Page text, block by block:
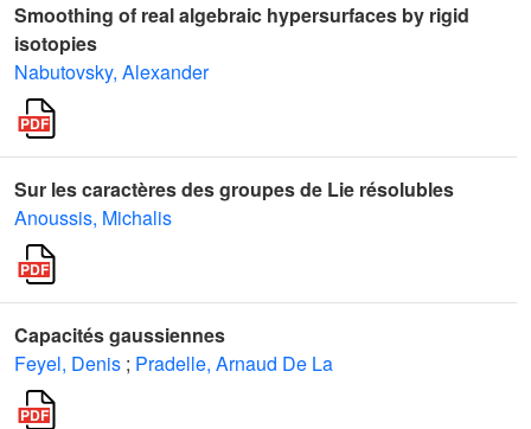
Smoothing of real algebraic hypersurfaces by rigid
isotopies
Nabutovsky, Alexander
Sur les caractères des groupes de Lie résolubles
Anoussis, Michalis
Capacités gaussiennes
Feyel, Denis ; Pradelle, Arnaud De La